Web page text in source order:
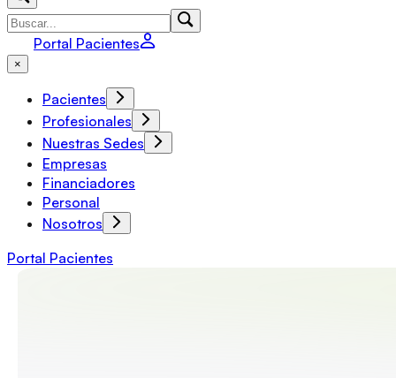
Portal Pacientes
×
Pacientes
Profesionales
Nuestras Sedes
Empresas
Financiadores
Personal
Nosotros
Portal Pacientes